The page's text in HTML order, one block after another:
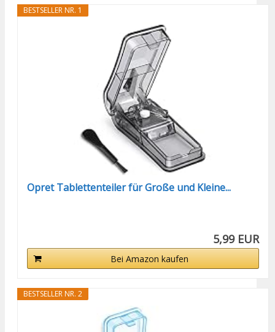
BESTSELLER NR. 1
Opret Tablettenteiler für Große und Kleine...
5,99 EUR
Bei Amazon kaufen
BESTSELLER NR. 2